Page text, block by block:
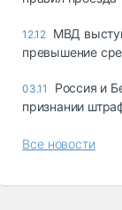
12.12 МВД
превышение
03.11
Россия и
признании
Все новости